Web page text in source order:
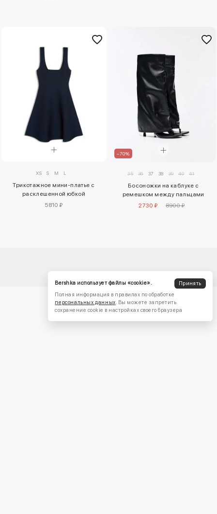
XS S M L
Трикотажное мини-платье с
расклешенной юбкой
5810 ₽
–70%
35 36 37 38 39 40 41
Босоножки на каблуке с
ремешком между пальцами
2730 ₽
8900 ₽
Bershka использует файлы «cookie».
Принять
Полная информация в правилах по обработке
персональных данных. Вы можете запретить
сохранение cookie в настройках своего браузера